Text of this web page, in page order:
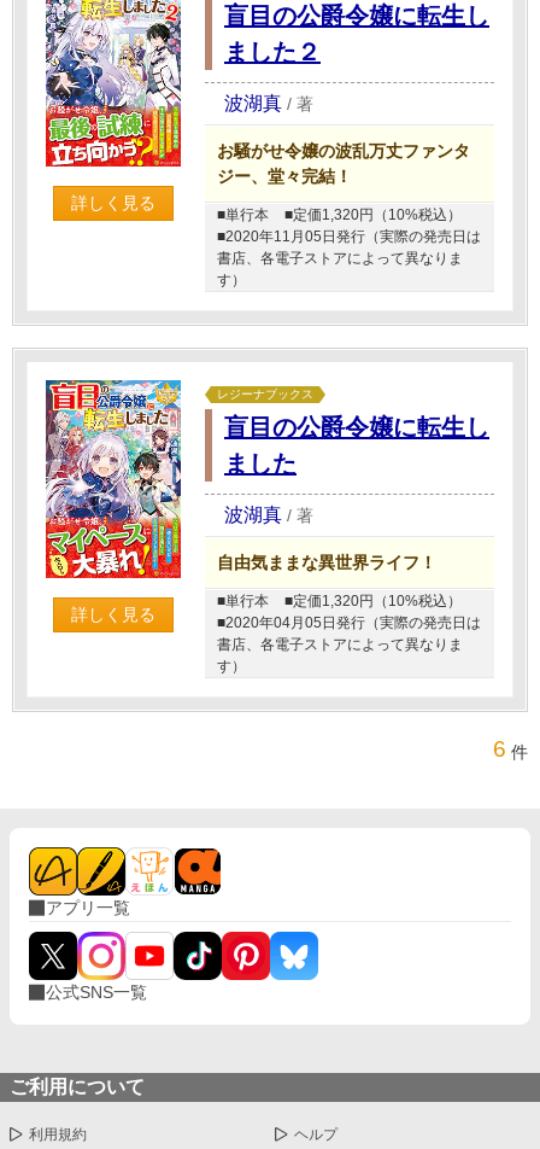
詳しく見る
盲目の公爵令嬢に転生し
ました２
波湖真 / 著
お騒がせ令嬢の波乱万丈ファンタ
ジー、堂々完結！
■単行本
■定価1,320円（10%税込）
■2020年11月05日発行（実際の発売日は
書店、各電子ストアによって異なりま
す）
詳しく見る
レジーナブックス
盲目の公爵令嬢に転生し
ました
波湖真 / 著
自由気ままな異世界ライフ！
■単行本
■定価1,320円（10%税込）
■2020年04月05日発行（実際の発売日は
書店、各電子ストアによって異なりま
す）
6 件
アプリ一覧
公式SNS一覧
ご利用について
利用規約 ヘルプ